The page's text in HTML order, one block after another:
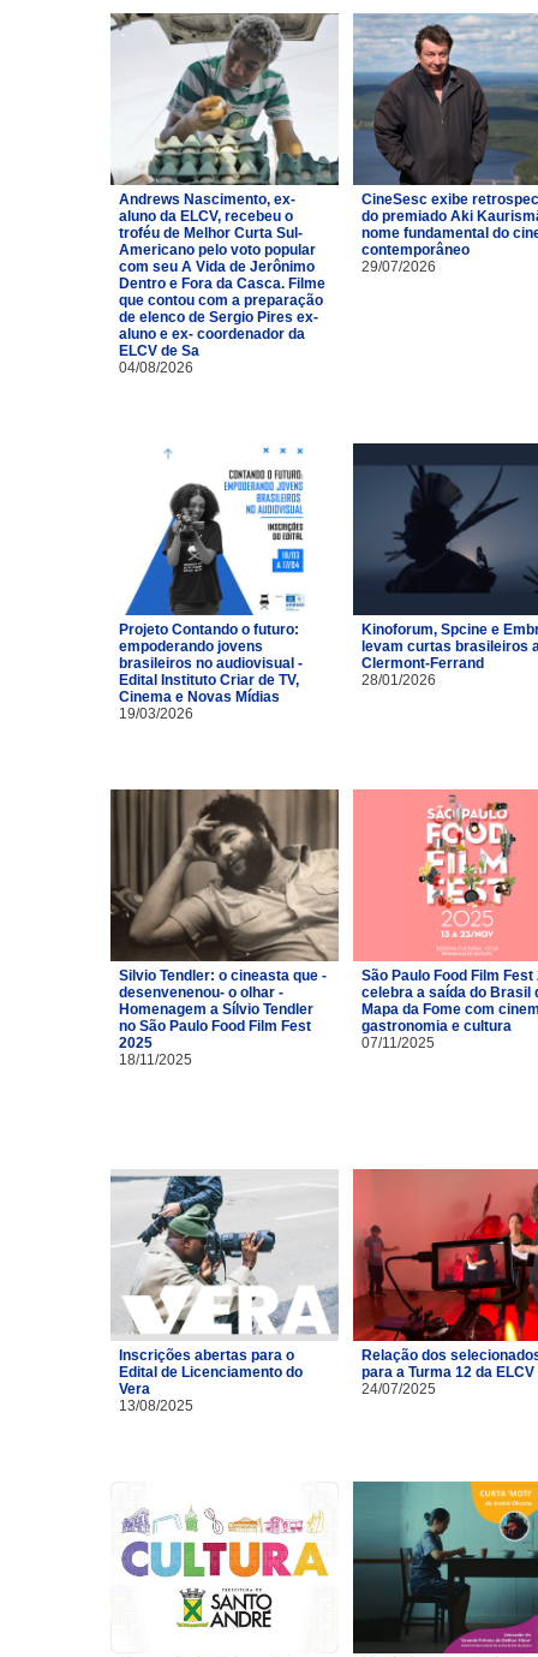
Andrews Nascimento, ex-
aluno da ELCV, recebeu o
troféu de Melhor Curta Sul-
Americano pelo voto popular
com seu A Vida de Jerônimo
Dentro e Fora da Casca. Filme
que contou com a preparação
de elenco de Sergio Pires ex-
aluno e ex- coordenador da
ELCV de Sa
04/08/2026
CineSesc exibe
do premiado Aki
nome fundamental do
contemporâneo
29/07/2026
Projeto Contando o futuro:
empoderando jovens
brasileiros no audiovisual -
Edital Instituto Criar de TV,
Cinema e Novas Mídias
19/03/2026
Kinoforum, Spcine e
levam curtas brasileiros
Clermont-Ferrand
28/01/2026
Silvio Tendler: o cineasta que -
desenvenenou- o olhar -
Homenagem a Sílvio Tendler
no São Paulo Food Film Fest
2025
18/11/2025
São Paulo Food Film Fest
celebra a saída do Brasil
Mapa da Fome com
gastronomia e cultura
07/11/2025
Inscrições abertas para o
Edital de Licenciamento do
Vera
13/08/2025
Relação dos
para a Turma 12 da ELCV
24/07/2025